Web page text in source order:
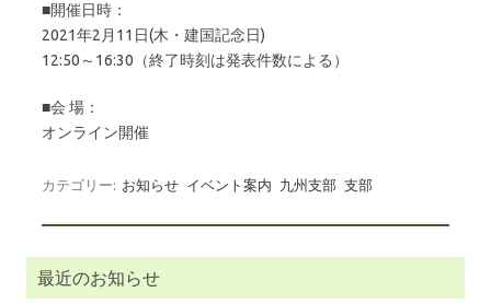
■開催日時：
2021年2月11日(木・建国記念日)
12:50～16:30（終了時刻は発表件数による）
■会 場：
オンライン開催
カテゴリー: お知らせ イベント案内 九州支部 支部
最近のお知らせ